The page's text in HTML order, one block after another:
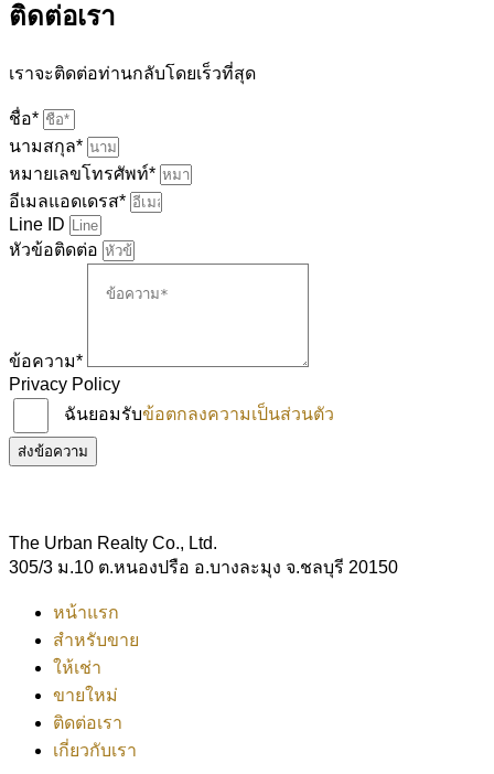
ติดต่อเรา
เราจะติดต่อท่านกลับโดยเร็วที่สุด
ชื่อ*
นามสกุล*
หมายเลขโทรศัพท์*
อีเมลแอดเดรส*
Line ID
หัวข้อติดต่อ
ข้อความ*
Privacy Policy
ฉันยอมรับข้อตกลงความเป็นส่วนตัว
ส่งข้อความ
The Urban Realty Co., Ltd.
305/3 ม.10 ต.หนองปรือ อ.บางละมุง จ.ชลบุรี 20150
หน้าแรก
สำหรับขาย
ให้เช่า
ขายใหม่
ติดต่อเรา
เกี่ยวกับเรา